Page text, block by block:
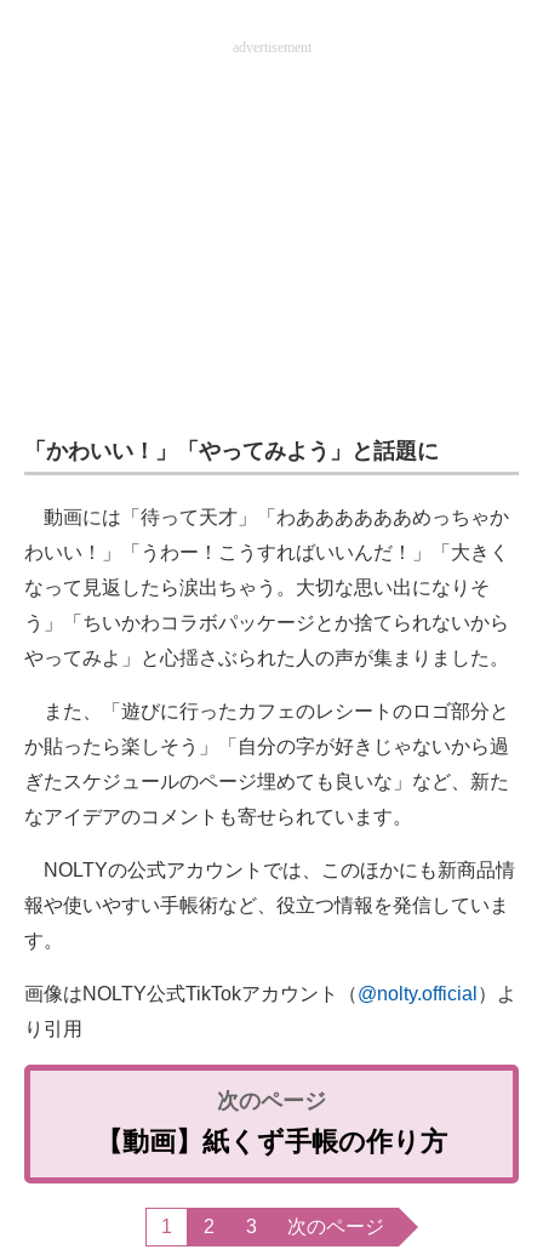
advertisement
「かわいい！」「やってみよう」と話題に
動画には「待って天才」「わああああああめっちゃか
わいい！」「うわー！こうすればいいんだ！」「大きく
なって見返したら涙出ちゃう。大切な思い出になりそ
う」「ちいかわコラボパッケージとか捨てられないから
やってみよ」と心揺さぶられた人の声が集まりました。
また、「遊びに行ったカフェのレシートのロゴ部分と
か貼ったら楽しそう」「自分の字が好きじゃないから過
ぎたスケジュールのページ埋めても良いな」など、新た
なアイデアのコメントも寄せられています。
NOLTYの公式アカウントでは、このほかにも新商品情
報や使いやすい手帳術など、役立つ情報を発信していま
す。
画像はNOLTY公式TikTokアカウント（@nolty.official ）よ
り引用
【動画】紙くず手帳の作り方
1 2 3 次のページ